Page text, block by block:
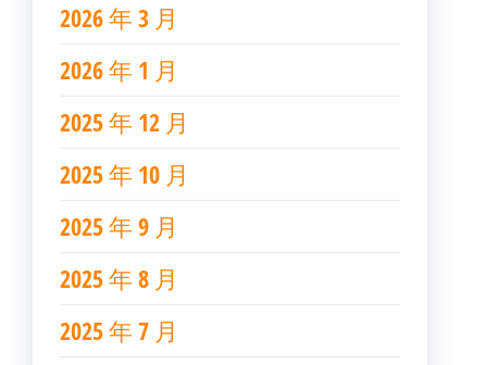
2026 年 3 月
2026 年 1 月
2025 年 12 月
2025 年 10 月
2025 年 9 月
2025 年 8 月
2025 年 7 月